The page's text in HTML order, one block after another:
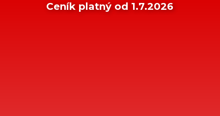
Ceník platný od 1.7.2026